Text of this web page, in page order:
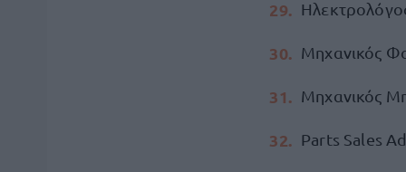
Μηχανικός
Μηχανικός
Parts Sales